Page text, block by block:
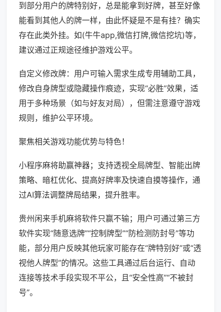
到部分用户的牌特别好，总是能拿到好牌，甚至好像
能看到其他人的牌一样，由此怀疑是不是有挂？确实
存在此类外挂。如(牛牛app,微信打牌,微信挖坑)等，
建议通过正规途径维护游戏公平。
自定义修改牌：用户可输入需求生成专用辅助工具，
修改自身牌型或隐藏操作痕迹，实现“必胜”效果，适
用于多种场景（如与好友对局），但需注意遵守游戏
规则，维护公平环境。
聚焦相关游戏功能优势与特色！
小程序麻将助赢神器；支持透视全局牌型、智能出牌
策略、暗杠优化、提高好牌率及快速自摸等操作，通
过AI算法调整牌局结果，提升胜率。
贵州闲来手机麻将软件只赢不输；用户可通过第三方
软件实现“随意选牌”“控制牌型”“防检测防封号”等功
能，部分用户反映其他玩家可能存在“牌特别好”或“透
视他人牌型”的情况。这些工具通过后台运行、自动
连接等技术手段实现不平公，且“安全性高”“不被封
号”。